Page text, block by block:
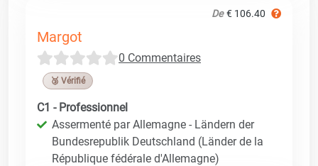
De € 106.40
Margot
0 Commentaires
🥉 Vérifié
C1 - Professionnel
Assermenté par Allemagne - Ländern der
Bundesrepublik Deutschland (Länder de la
République fédérale d'Allemagne)